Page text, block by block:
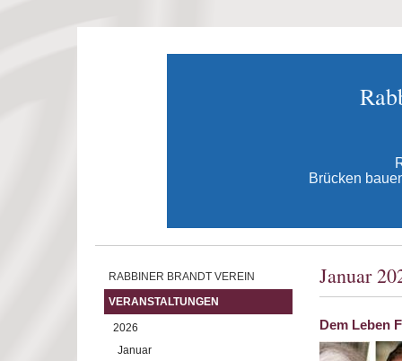
Brücken
RABBINER BRANDT VEREIN
VERANSTALTUNGEN
2026
Januar
Januar
Dem Leben